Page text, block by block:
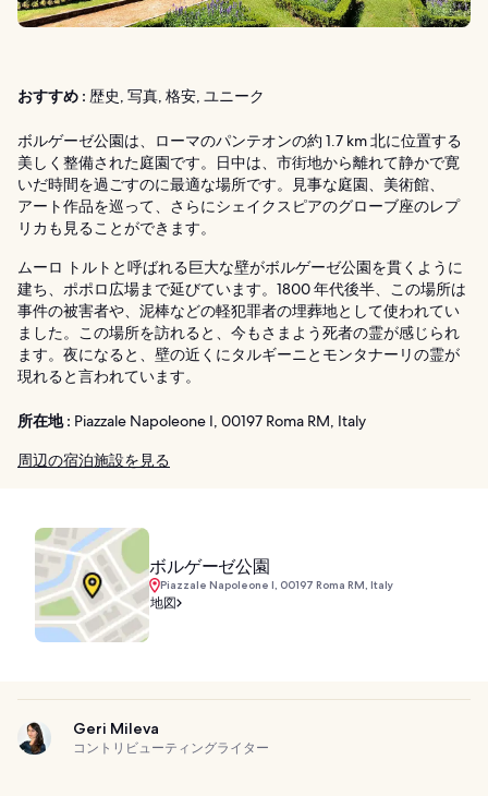
おすすめ : 歴史, 写真, 格安, ユニーク
ボルゲーゼ公園は、ローマのパンテオンの約 1.7 km 北に位置する
美しく整備された庭園です。日中は、市街地から離れて静かで寛
いだ時間を過ごすのに最適な場所です。見事な庭園、美術館、
アート作品を巡って、さらにシェイクスピアのグローブ座のレプ
リカも見ることができます。
ムーロ トルトと呼ばれる巨大な壁がボルゲーゼ公園を貫くように
建ち、ポポロ広場まで延びています。1800 年代後半、この場所は
事件の被害者や、泥棒などの軽犯罪者の埋葬地として使われてい
ました。この場所を訪れると、今もさまよう死者の霊が感じられ
ます。夜になると、壁の近くにタルギーニとモンタナーリの霊が
現れると言われています。
所在地 : Piazzale Napoleone I, 00197 Roma RM, Italy
周辺の宿泊施設を見る
ボルゲーゼ公園
Piazzale Napoleone I, 00197 Roma RM, Italy
地図
Geri Mileva
コントリビューティングライター